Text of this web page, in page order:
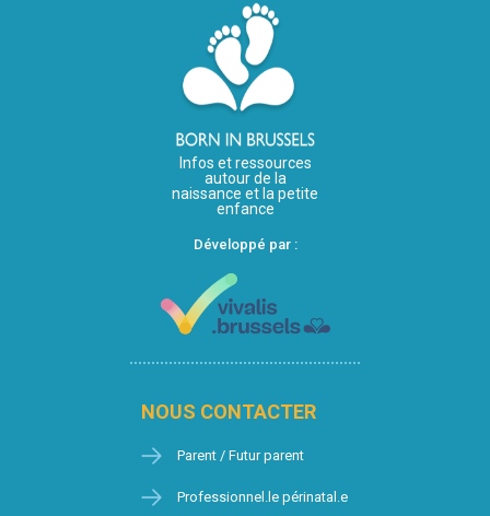
Infos et ressources
autour de la
naissance et la petite
enfance
Développé par :
NOUS CONTACTER
Parent / Futur parent
Professionnel.le périnatal.e